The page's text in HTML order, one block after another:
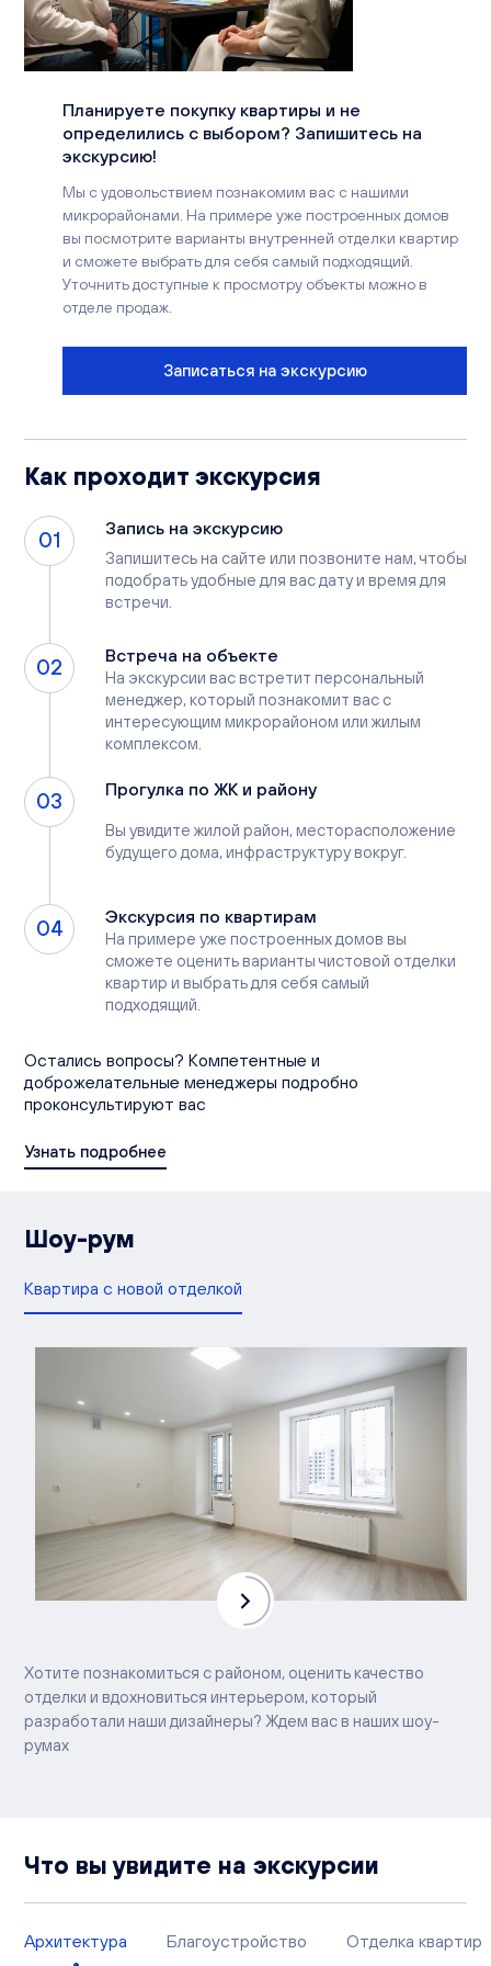
Вакансии
Офисы продаж
Контакты
Планируете покупку квартиры и не
определились с выбором? Запишитесь на
экскурсию!
Мы с удовольствием познакомим вас с нашими
микрорайонами. На примере уже построенных домов
вы посмотрите варианты внутренней отделки квартир
и сможете выбрать для себя самый подходящий.
Уточнить доступные к просмотру объекты можно в
отделе продаж.
Записаться на экскурсию
Как проходит экскурсия
Остались вопросы? Компетентные и
доброжелательные менеджеры подробно
проконсультируют вас
Узнать подробнее
01
Запись на экскурсию
Запишитесь на сайте или позвоните нам, чтобы
подобрать удобные для вас дату и время для
встречи.
02
Встреча на объекте
На экскурсии вас встретит персональный
менеджер, который познакомит вас с
интересующим микрорайоном или жилым
комплексом.
03
Прогулка по ЖК и району
Вы увидите жилой район, месторасположение
будущего дома, инфраструктуру вокруг.
04
Экскурсия по квартирам
На примере уже построенных домов вы
сможете оценить варианты чистовой отделки
квартир и выбрать для себя самый
подходящий.
Шоу-рум
Квартира с новой отделкой
Хотите познакомиться с районом, оценить качество
отделки и вдохновиться интерьером, который
разработали наши дизайнеры? Ждем вас в наших шоу-
румах
Что вы увидите на экскурсии
Архитектура Благоустройство Отделка квартир